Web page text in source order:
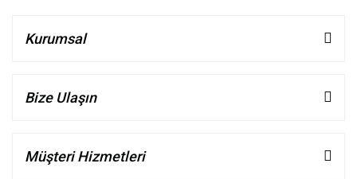
Kurumsal
Bize Ulaşın
Müşteri Hizmetleri